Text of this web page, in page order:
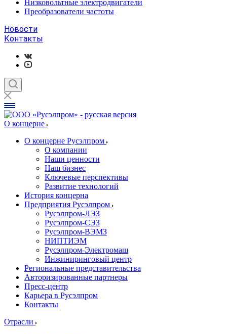
Низковольтные электродвигатели
Преобразователи частоты
Новости
Контакты
О концерне
О концерне Русэлпром
О компании
Наши ценности
Наш бизнес
Ключевые перспективы
Развитие технологий
История концерна
Предприятия Русэлпром
Русэлпром-ЛЭЗ
Русэлпром-СЭЗ
Русэлпром-ВЭМЗ
НИПТИЭМ
Русэлпром-Электромаш
Инжиниринговый центр
Региональные представительства
Авторизированные партнеры
Пресс-центр
Карьера в Русэлпром
Контакты
Отрасли